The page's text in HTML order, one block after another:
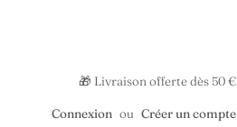
🎁 Livraison offerte dès 50 €
Connexion ou Créer un compte